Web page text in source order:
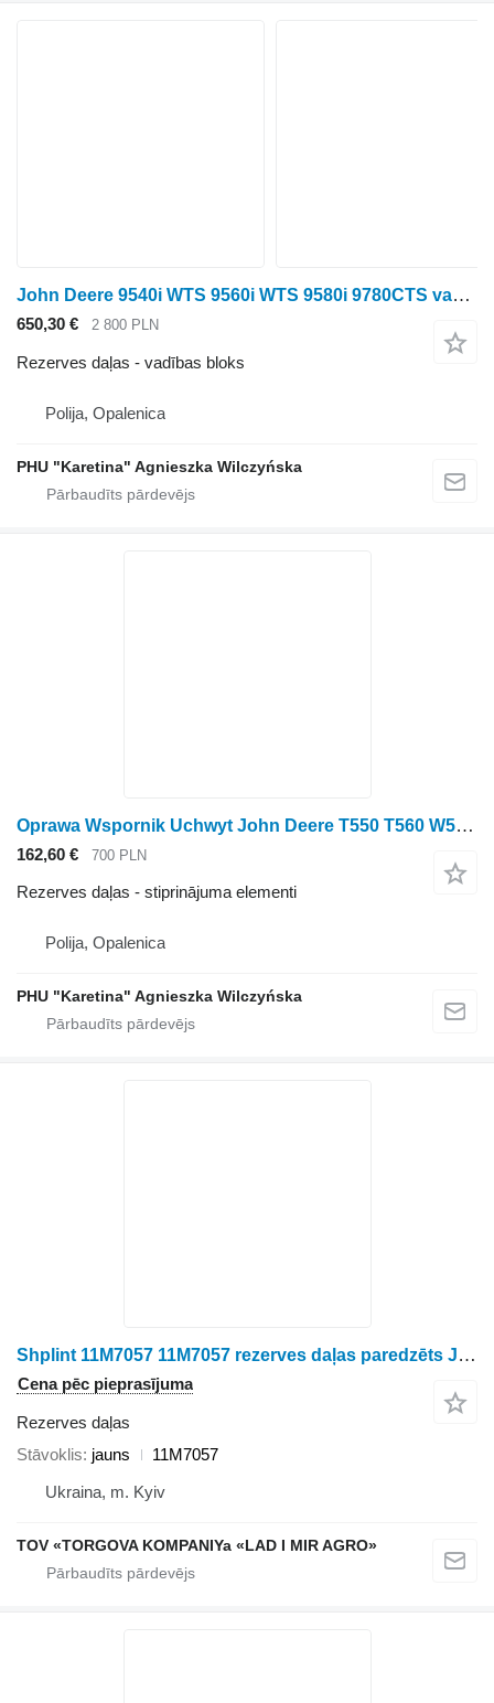
John Deere 9540i WTS 9560i WTS 9580i 9780CTS vadības modulis Dzinēja dators vadības bloks paredzēts John Deere 9540i WTS 9560i WTS 9580i 9780CTS graudu kombaina
650,30 € 2 800 PLN
Rezerves daļas - vadības bloks
Polija, Opalenica
PHU "Karetina" Agnieszka Wilczyńska
Oprawa Wspornik Uchwyt John Deere T550 T560 W540 W550 9540 9560 9580 Armatūras kronšteina turētājs AZ5653 paredzēts John Deere T550 T560 W540 W550 9540 9560 9580 graudu kombaina
162,60 € 700 PLN
Rezerves daļas - stiprinājuma elementi
Polija, Opalenica
PHU "Karetina" Agnieszka Wilczyńska
Shplint 11M7057 11M7057 rezerves daļas paredzēts John Deere 9560i graudu kombaina
Cena pēc pieprasījuma
Rezerves daļas
Stāvoklis jauns
11M7057
Ukraina, m. Kyiv
TOV «TORGOVA KOMPANIYa «LAD I MIR AGRO»